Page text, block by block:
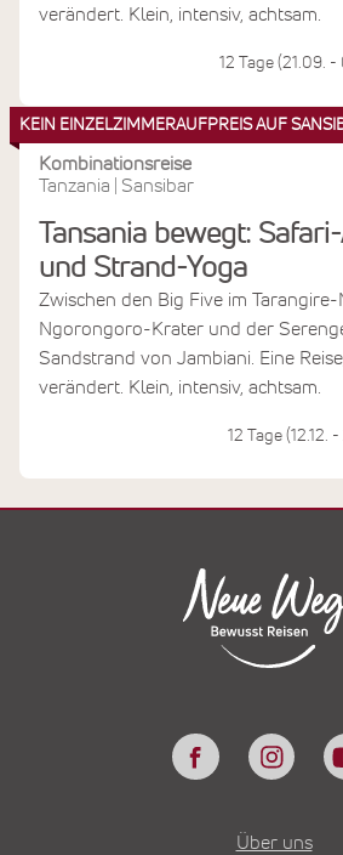
verändert. Klein, intensiv, achtsam.
12 Tage (21.09. -
KEIN EINZELZIMMERAUFPREIS AUF
Kombinationsreise
Tanzania
Sansibar
Tansania bewegt:
und Strand-Yoga
Zwischen den Big Five im
Ngorongoro-Krater und der
Sandstrand von Jambiani. Eine
verändert. Klein, intensiv, achtsam.
12 Tage (12.12.
Über uns